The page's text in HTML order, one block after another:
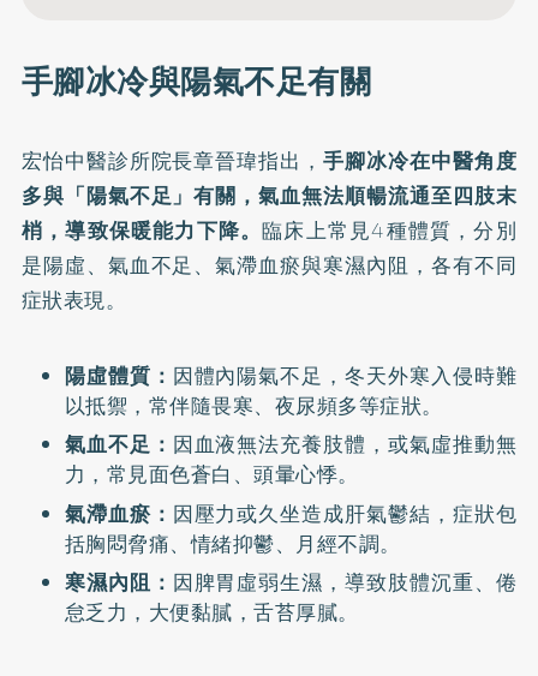
手腳冰冷與陽氣不足有關
宏怡中醫診所院長章晉瑋指出，手腳冰冷在中醫角度
多與「陽氣不足」有關，氣血無法順暢流通至四肢末
梢，導致保暖能力下降。臨床上常見4種體質，分別
是陽虛、氣血不足、氣滯血瘀與寒濕內阻，各有不同
症狀表現。
陽虛體質： 因體內陽氣不足，冬天外寒入侵時難
以抵禦，常伴隨畏寒、夜尿頻多等症狀。
氣血不足： 因血液無法充養肢體，或氣虛推動無
力，常見面色蒼白、頭暈心悸。
氣滯血瘀： 因壓力或久坐造成肝氣鬱結，症狀包
括胸悶脅痛、情緒抑鬱、月經不調。
寒濕內阻： 因脾胃虛弱生濕，導致肢體沉重、倦
怠乏力，大便黏膩，舌苔厚膩。